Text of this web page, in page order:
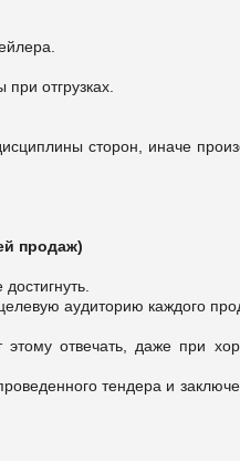
отгрузках.
сторон, иначе
продаж)
аудиторию каждого
этому отвечать, даже при
тендера и